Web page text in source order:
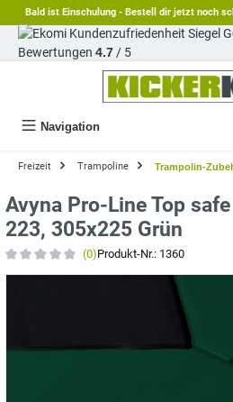
springen
Bald ist Einschulung - Bestell dir jetzt noch
Bewertungen 4.7/ 5
Navigation
Freizeit Trampoline Trampolin-
Avyna Pro-Line Top
223, 305x225 Grün
(0)Produkt-Nr.: 1360